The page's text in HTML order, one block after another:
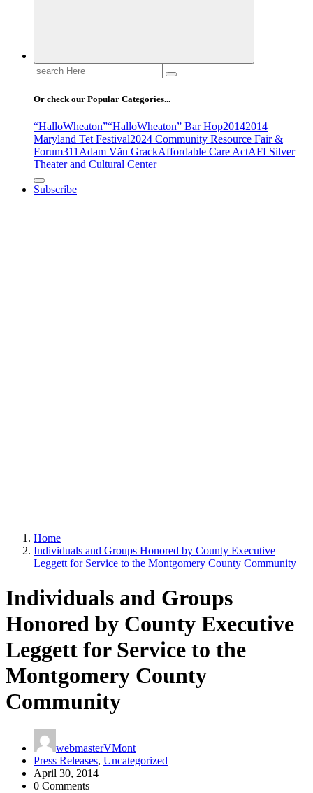
Search
for:
Or check our Popular Categories...
“HalloWheaton”“HalloWheaton” Bar Hop20142014
Maryland Tet Festival2024 Community Resource Fair &
Forum311Adam Văn GrackAffordable Care ActAFI Silver
Theater and Cultural Center
Subscribe
Home
Individuals and Groups Honored by County Executive
Leggett for Service to the Montgomery County Community
Individuals and Groups
Honored by County Executive
Leggett for Service to the
Montgomery County
Community
webmasterVMont
Press Releases, Uncategorized
April 30, 2014
0 Comments